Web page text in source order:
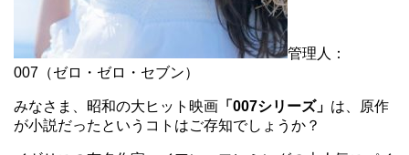
管理人：
007（ゼロ・ゼロ・セブン）
みなさま、昭和の大ヒット映画 「007シリーズ」 は、原作
が小説だったというコトはご存知でしょうか？